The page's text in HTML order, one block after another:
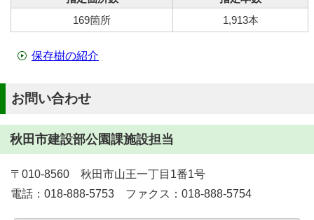
169箇所
1,913本
保存樹の紹介
お問い合わせ
秋田市建設部公園課施設担当
〒010-8560 秋田市山王一丁目1番1号
電話：018-888-5753 ファクス：018-888-5754